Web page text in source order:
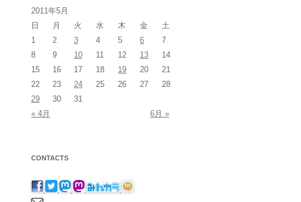
2011年5月
日
月 火 水 木 金
土
1
2 3 4 5 6
7
8
9 10 11 12 13
14
15
16 17 18 19 20
21
22
23 24 25 26 27
28
29
30
31
« 4月
6月 »
CONTACTS